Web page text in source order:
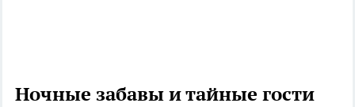
Ночные забавы и тайные гости